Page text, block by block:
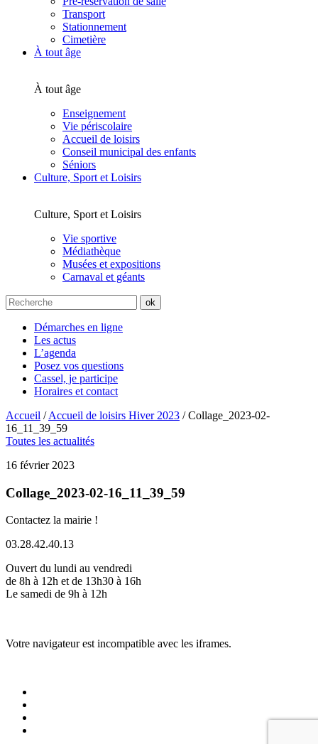
Transport
Stationnement
Cimetière
À tout âge
À tout âge
Enseignement
Vie périscolaire
Accueil de loisirs
Conseil municipal des enfants
Séniors
Culture, Sport et Loisirs
Culture, Sport et Loisirs
Vie sportive
Médiathèque
Musées et expositions
Carnaval et géants
Démarches en ligne
Les actus
L’agenda
Posez vos questions
Cassel, je participe
Horaires et contact
Accueil /Accueil de loisirs Hiver 2023 /Collage_2023-02-
16_11_39_59
Toutes les actualités
16 février 2023
Collage_2023-02-16_11_39_59
Contactez la mairie !
03.28.42.40.13
Ouvert du lundi au vendredi
de 8h à 12h et de 13h30 à 16h
Le samedi de 9h à 12h
Votre navigateur est incompatible avec les iframes.